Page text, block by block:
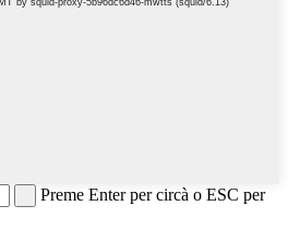
Preme Enter per circà o ESC per